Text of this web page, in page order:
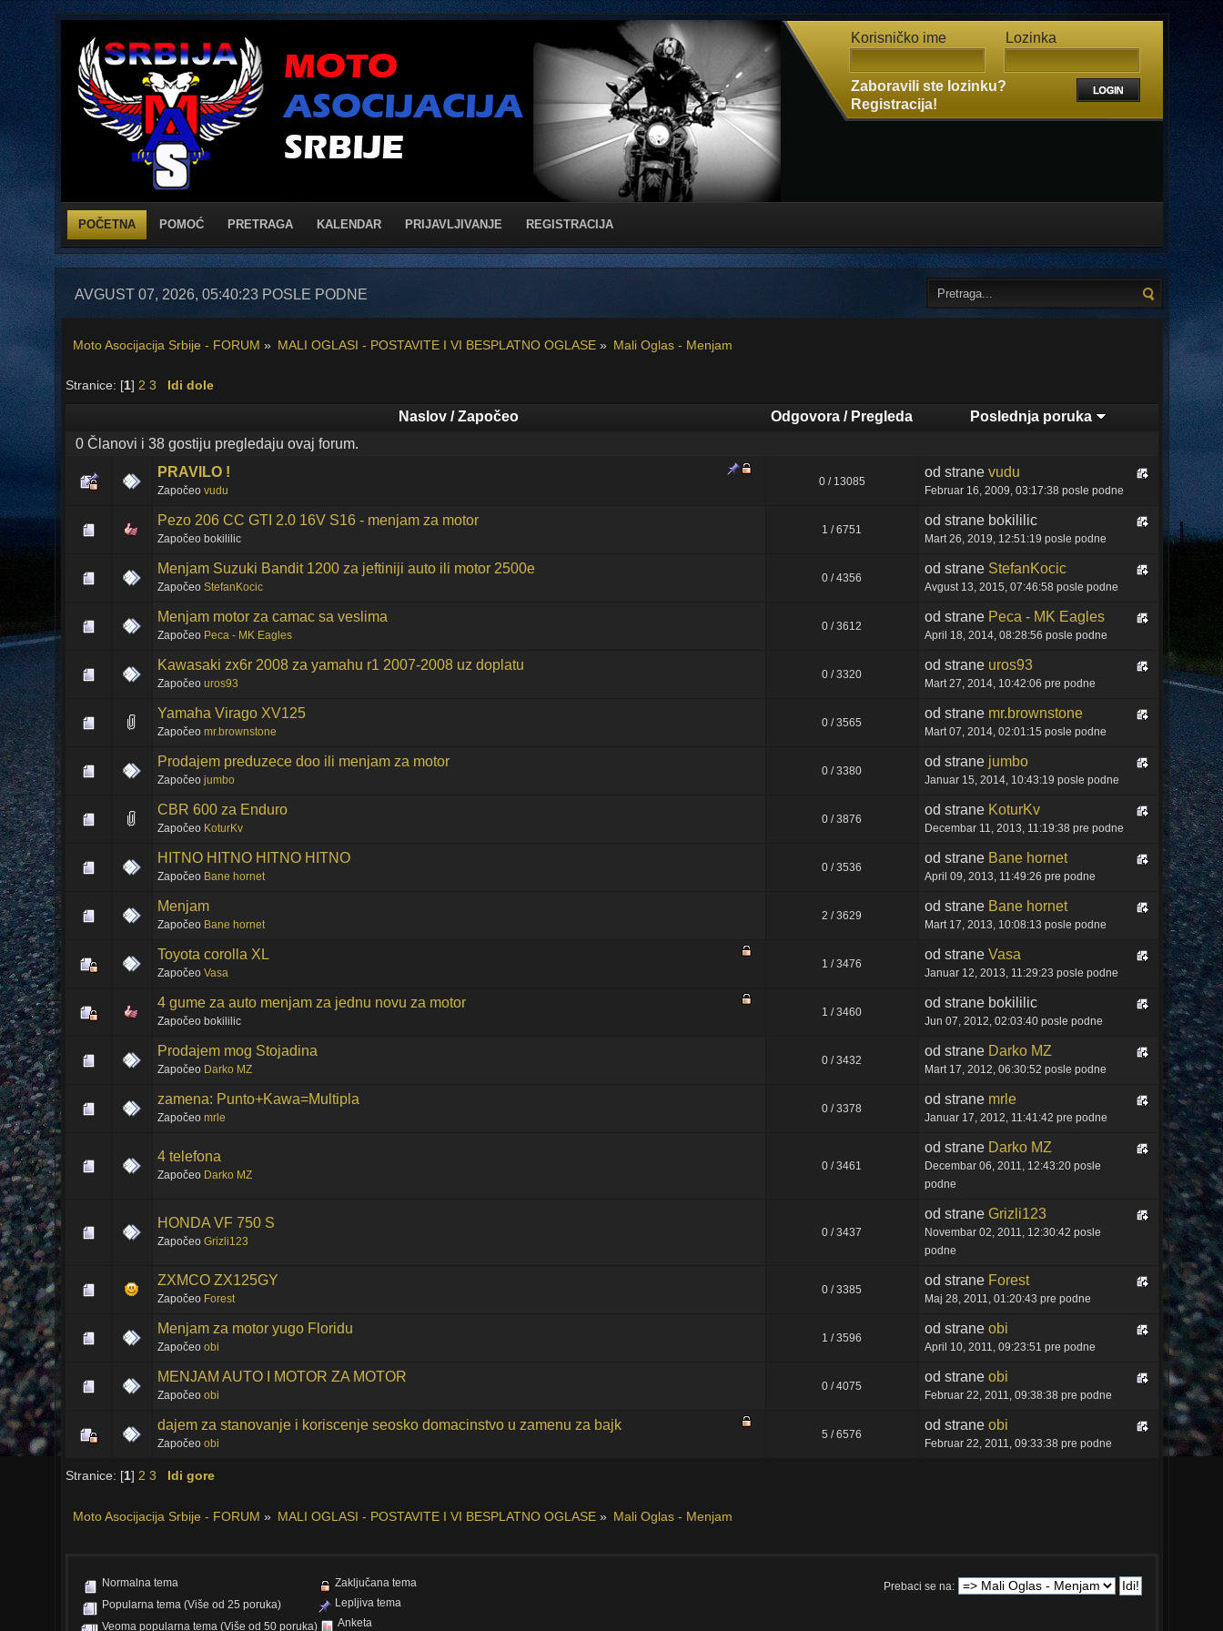
Korisničko ime Lozinka
Zaboravili ste lozinku?
Registracija!
POČETNA POMOĆ PRETRAGA KALENDAR PRIJAVLJIVANJE REGISTRACIJA
AVGUST 07, 2026, 05:40:23 POSLE PODNE
Moto Asocijacija Srbije - FORUM » MALI OGLASI - POSTAVITE I VI BESPLATNO OGLASE» Mali Oglas - Menjam
Stranice: [1] 2 3 Idi dole
Naslov/Započeo Odgovora/ Pregleda
Poslednja poruka
0 Članovi i 38 gostiju pregledaju ovaj forum.
PRAVILO !
Započeo vudu
0 / 13085
od strane vudu
Februar 16, 2009, 03:17:38 posle podne
Pezo 206 CC GTI 2.0 16V S16 - menjam za motor
Započeo bokililic
1 / 6751
od strane bokililic
Mart 26, 2019, 12:51:19 posle podne
Menjam Suzuki Bandit 1200 za jeftiniji auto ili motor 2500e
Započeo StefanKocic
0 / 4356
od strane StefanKocic
Avgust 13, 2015, 07:46:58 posle podne
Menjam motor za camac sa veslima
Započeo Peca - MK Eagles
0 / 3612
od strane Peca - MK Eagles
April 18, 2014, 08:28:56 posle podne
Kawasaki zx6r 2008 za yamahu r1 2007-2008 uz doplatu
Započeo uros93
0 / 3320
od strane uros93
Mart 27, 2014, 10:42:06 pre podne
Yamaha Virago XV125
Započeo mr.brownstone
0 / 3565
od strane mr.brownstone
Mart 07, 2014, 02:01:15 posle podne
Prodajem preduzece doo ili menjam za motor
Započeo jumbo
0 / 3380
od strane jumbo
Januar 15, 2014, 10:43:19 posle podne
CBR 600 za Enduro
Započeo KoturKv
0 / 3876
od strane KoturKv
Decembar 11, 2013, 11:19:38 pre podne
HITNO HITNO HITNO HITNO
Započeo Bane hornet
0 / 3536
od strane Bane hornet
April 09, 2013, 11:49:26 pre podne
Menjam
Započeo Bane hornet
2 / 3629
od strane Bane hornet
Mart 17, 2013, 10:08:13 posle podne
Toyota corolla XL
Započeo Vasa
1 / 3476
od strane Vasa
Januar 12, 2013, 11:29:23 posle podne
4 gume za auto menjam za jednu novu za motor
Započeo bokililic
1 / 3460
od strane bokililic
Jun 07, 2012, 02:03:40 posle podne
Prodajem mog Stojadina
Započeo Darko MZ
0 / 3432
od strane Darko MZ
Mart 17, 2012, 06:30:52 posle podne
zamena: Punto+Kawa=Multipla
Započeo mrle
0 / 3378
od strane mrle
Januar 17, 2012, 11:41:42 pre podne
4 telefona
Započeo Darko MZ
0 / 3461
od strane Darko MZ
Decembar 06, 2011, 12:43:20 posle
podne
HONDA VF 750 S
Započeo Grizli123
0 / 3437
od strane Grizli123
Novembar 02, 2011, 12:30:42 posle
podne
ZXMCO ZX125GY
Započeo Forest
0 / 3385
od strane Forest
Maj 28, 2011, 01:20:43 pre podne
Menjam za motor yugo Floridu
Započeo obi
1 / 3596
od strane obi
April 10, 2011, 09:23:51 pre podne
MENJAM AUTO I MOTOR ZA MOTOR
Započeo obi
0 / 4075
od strane obi
Februar 22, 2011, 09:38:38 pre podne
dajem za stanovanje i koriscenje seosko domacinstvo u zamenu za bajk
Započeo obi
5 / 6576
od strane obi
Februar 22, 2011, 09:33:38 pre podne
Stranice: [1] 2 3 Idi gore
Moto Asocijacija Srbije - FORUM » MALI OGLASI - POSTAVITE I VI BESPLATNO OGLASE» Mali Oglas - Menjam
Prebaci se na:
Normalna tema
Popularna tema (Više od 25 poruka)
Veoma popularna tema (Više od 50 poruka)
Zaključana tema
Lepljiva tema
Anketa